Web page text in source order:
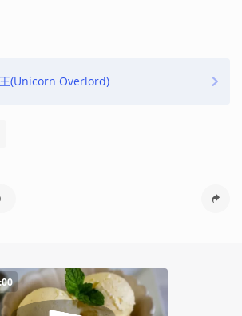
(Unicorn Overlord)